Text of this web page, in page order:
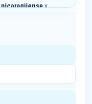
nicaragüensey